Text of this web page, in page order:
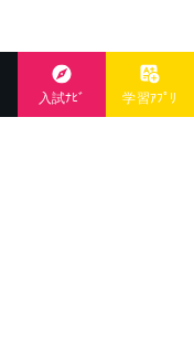
入試ﾅﾋﾞ 学習ｱﾌﾟﾘ